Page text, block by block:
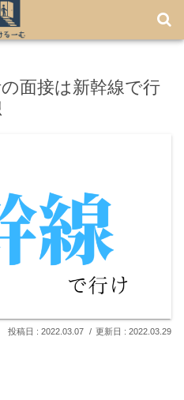
キックボード「LUUP」の始め方
面接は新幹線で行
2022.03.07 2022.03.29